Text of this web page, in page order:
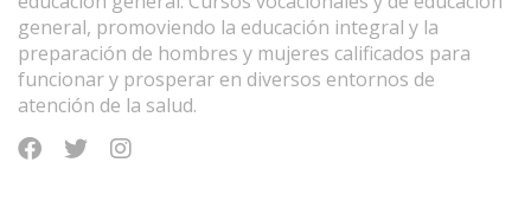
general, promoviendo la educación integral y la
preparación de hombres y mujeres calificados para
funcionar y prosperar en diversos entornos de
atención de la salud.